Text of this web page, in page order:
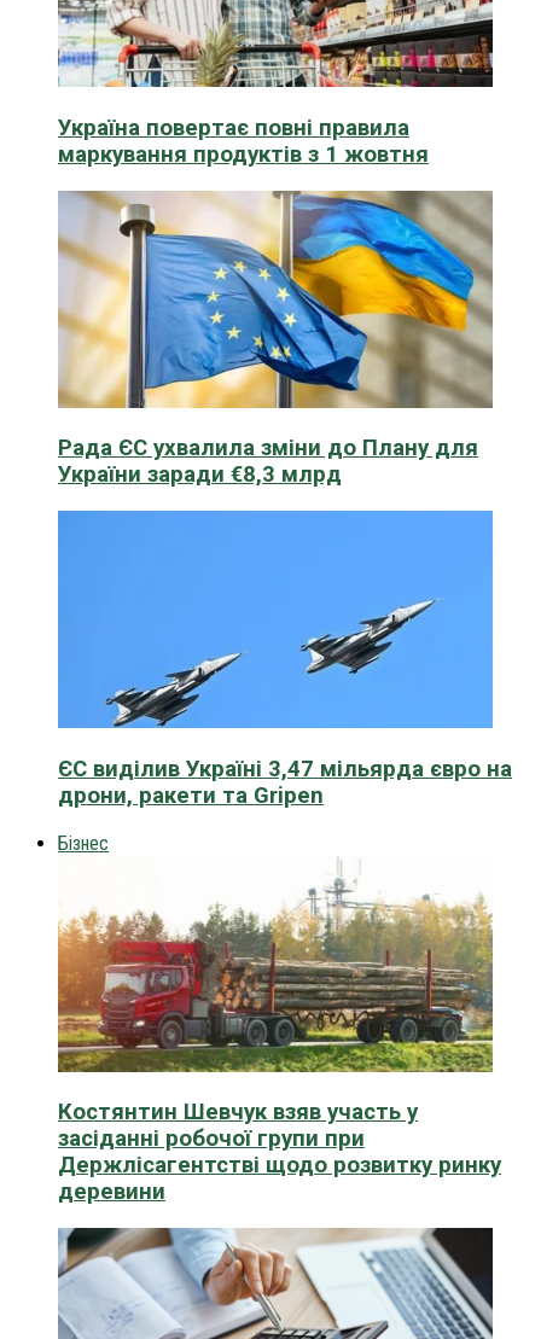
Україна повертає повні правила
маркування продуктів з 1 жовтня
Рада ЄС ухвалила зміни до Плану для
України заради €8,3 млрд
ЄС виділив Україні 3,47 мільярда євро на
дрони, ракети та Gripen
Бізнес
Костянтин Шевчук взяв участь у
засіданні робочої групи при
Держлісагентстві щодо розвитку ринку
деревини